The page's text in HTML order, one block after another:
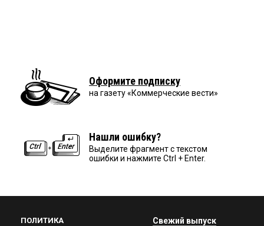
Оформите подписку
на газету «Коммерческие вести»
Нашли ошибку?
Выделите фрагмент с текстом
ошибки и нажмите Ctrl + Enter.
ПОЛИТИКА Свежий выпуск